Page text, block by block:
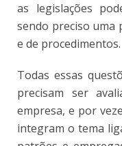
as legislações
sendo preciso uma
e de procedimentos.
Todas essas
precisam ser
empresa, e por
integram o tema